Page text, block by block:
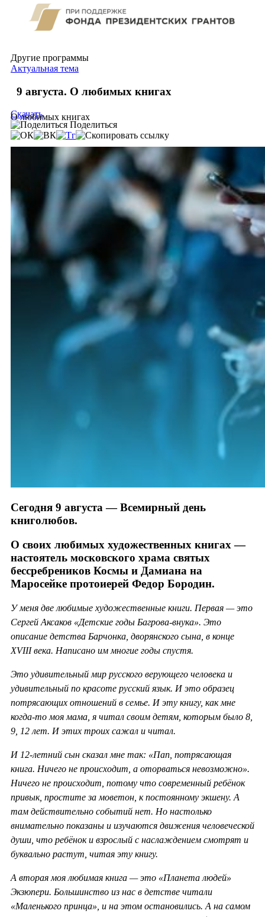
Другие программы
Актуальная тема
9 августа. О любимых книгах
О любимых книгах
Скачать
Поделиться
Сегодня 9 августа — Всемирный день
книголюбов.
О своих любимых художественных книгах —
настоятель московского храма святых
бессребреников Космы и Дамиана на
Маросейке протоиерей Федор Бородин.
У меня две любимые художественные книги. Первая — это
Сергей Аксаков «Детские годы Багрова-внука». Это
описание детства Барчонка, дворянского сына, в конце
XVIII века. Написано им многие годы спустя.
Это удивительный мир русского верующего человека и
удивительный по красоте русский язык. И это образец
потрясающих отношений в семье. И эту книгу, как мне
когда-то моя мама, я читал своим детям, которым было 8,
9, 12 лет. И этих троих сажал и читал.
И 12-летний сын сказал мне так: «Пап, потрясающая
книга. Ничего не происходит, а оторваться невозможно».
Ничего не происходит, потому что современный ребёнок
привык, простите за моветон, к постоянному экшену. А
там действительно событий нет. Но настолько
внимательно показаны и изучаются движения человеческой
души, что ребёнок и взрослый с наслаждением смотрят и
буквально растут, читая эту книгу.
А вторая моя любимая книга — это «Планета людей»
Экзюпери. Большинство из нас в детстве читали
«Маленького принца», и на этом остановились. А на самом